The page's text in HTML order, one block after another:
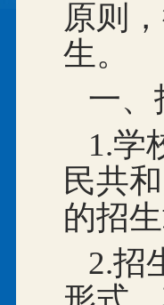
原则
生。
一、
1.学
民共
的招生
2.招